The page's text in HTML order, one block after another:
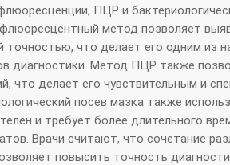
ПЦР и
метод позволяет
точностью, что делает его одним из
диагностики. Метод ПЦР также
что делает его чувствительным и
посев мазка также
и требует более длительного
Врачи считают, что сочетание
повысить точность